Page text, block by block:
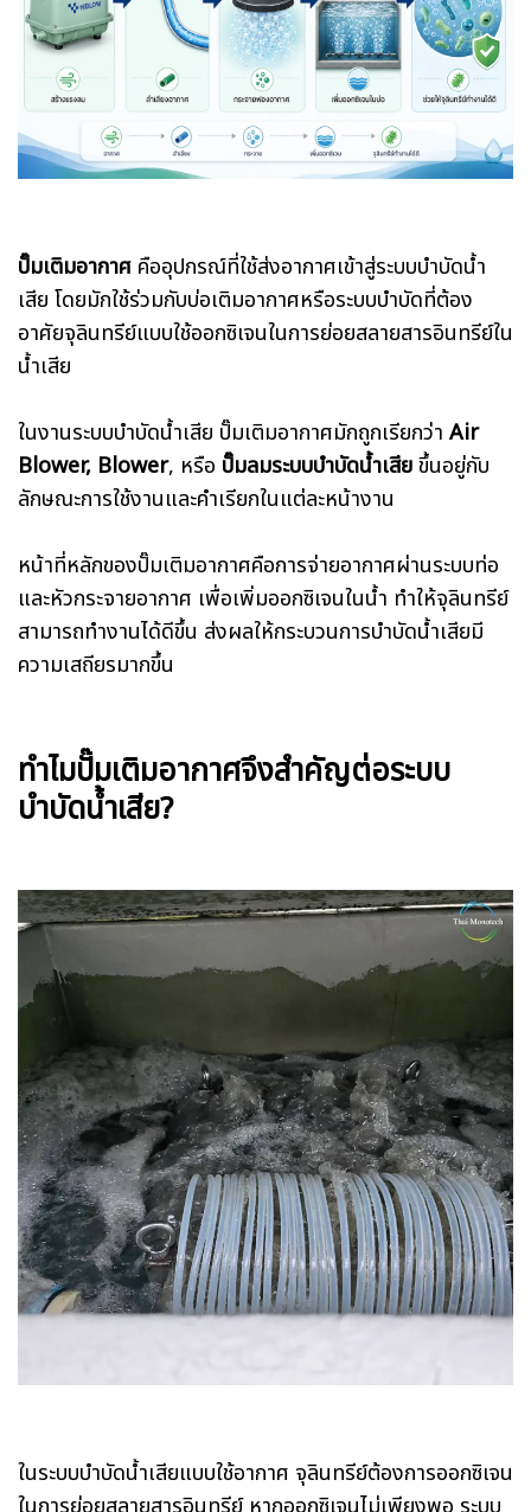
ปั๊มเติมอากาศ คืออุปกรณ์ที่ใช้ส่งอากาศเข้าสู่ระบบบำบัดน้ำ
เสีย โดยมักใช้ร่วมกับบ่อเติมอากาศหรือระบบบำบัดที่ต้อง
อาศัยจุลินทรีย์แบบใช้ออกซิเจนในการย่อยสลายสารอินทรีย์ใน
น้ำเสีย
ในงานระบบบำบัดน้ำเสีย ปั๊มเติมอากาศมักถูกเรียกว่า Air
Blower, Blower, หรือ ปั๊มลมระบบบำบัดน้ำเสียขึ้นอยู่กับ
ลักษณะการใช้งานและคำเรียกในแต่ละหน้างาน
หน้าที่หลักของปั๊มเติมอากาศคือการจ่ายอากาศผ่านระบบท่อ
และหัวกระจายอากาศ เพื่อเพิ่มออกซิเจนในน้ำ ทำให้จุลินทรีย์
สามารถทำงานได้ดีขึ้น ส่งผลให้กระบวนการบำบัดน้ำเสียมี
ความเสถียรมากขึ้น
ทำไมปั๊มเติมอากาศจึงสำคัญต่อระบบ
บำบัดน้ำเสีย?
ในระบบบำบัดน้ำเสียแบบใช้อากาศ จุลินทรีย์ต้องการออกซิเจน